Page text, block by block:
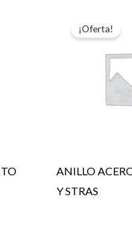
¡Oferta!
ANILLO
Y STRAS